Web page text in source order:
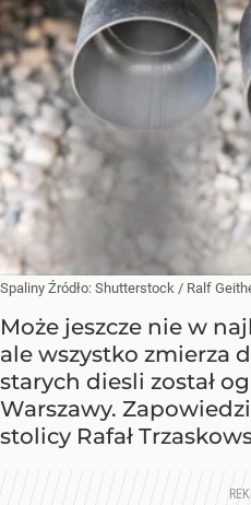
Spaliny Źródło: Shutterstock / Ralf
Może jeszcze nie w
ale wszystko zmierza
starych diesli został
Warszawy.
stolicy Rafał